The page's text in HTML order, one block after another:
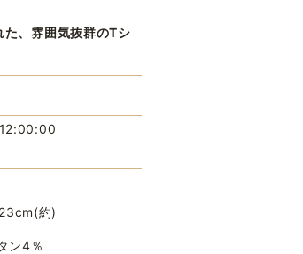
、雰囲気抜群のTシ
約)
ン4％